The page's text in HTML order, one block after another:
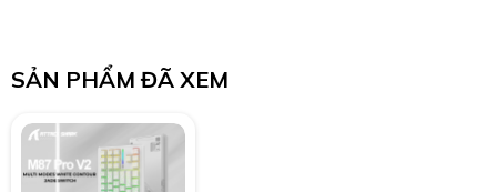
SẢN PHẨM ĐÃ XEM